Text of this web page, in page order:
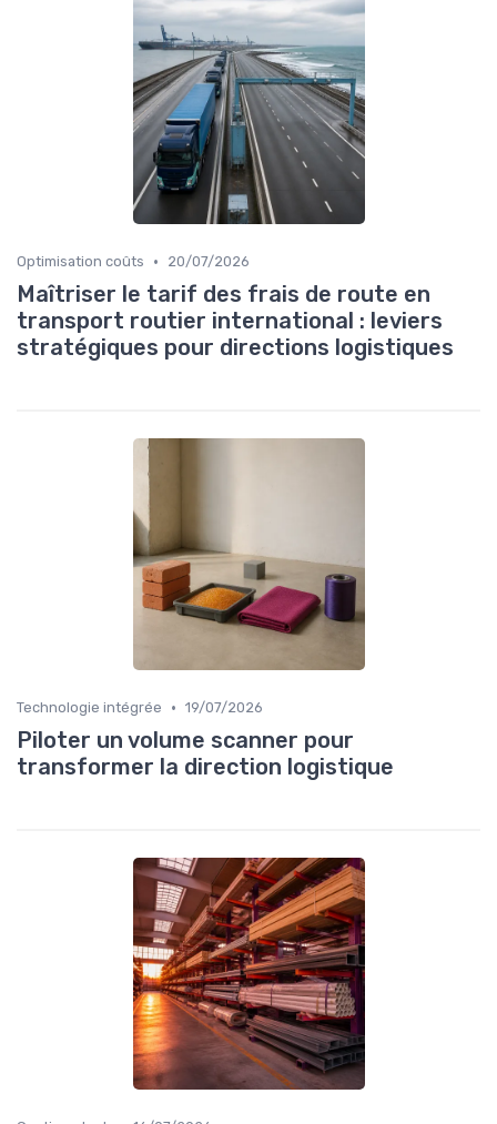
Optimisation coûts • 20/07/2026
Maîtriser le tarif des frais de route en
transport routier international : leviers
stratégiques pour directions logistiques
Technologie intégrée • 19/07/2026
Piloter un volume scanner pour
transformer la direction logistique